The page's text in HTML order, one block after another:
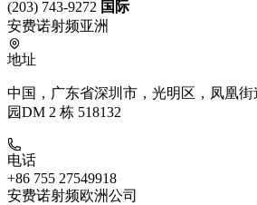
(203) 743-9272 国际
安费诺射频亚洲
地址
中国，广东省深圳市，光明区，凤凰
园DM 2 栋 518132
电话
+86 755 27549918
安费诺射频欧洲公司